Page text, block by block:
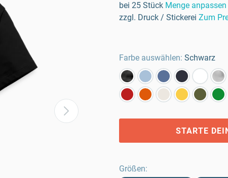
bei 25 Stück Menge anpassen
zzgl. Druck / Stickerei Zum
Farbe auswählen: Schwarz
STARTE
Größen: